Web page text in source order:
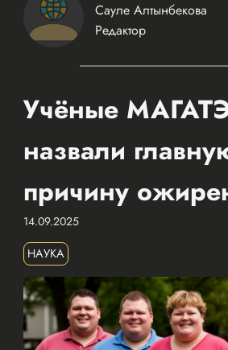
Сауле Алтынбекова
Редактор
Учёные
назвали
причину
14.09.2025
НАУКА